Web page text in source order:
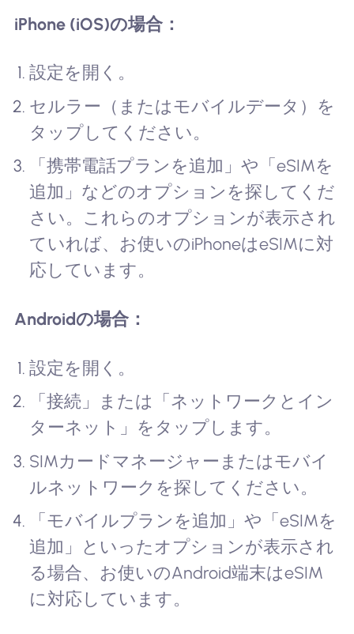
iPhone (iOS)の場合：
設定を開く。
セルラー（またはモバイルデータ）を
タップしてください。
「携帯電話プランを追加」や「eSIMを
追加」などのオプションを探してくだ
さい。これらのオプションが表示され
ていれば、お使いのiPhoneはeSIMに対
応しています。
Androidの場合：
設定を開く。
「接続」または「ネットワークとイン
ターネット」をタップします。
SIMカードマネージャーまたはモバイ
ルネットワークを探してください。
「モバイルプランを追加」や「eSIMを
追加」といったオプションが表示され
る場合、お使いのAndroid端末はeSIM
に対応しています。